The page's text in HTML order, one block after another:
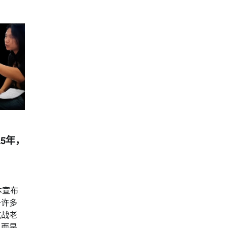
，
布
多
老